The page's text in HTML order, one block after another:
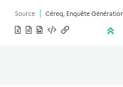
Source Céreq, Enquête